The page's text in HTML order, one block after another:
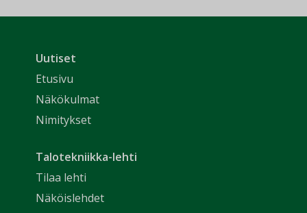
Uutiset
Etusivu
Näkökulmat
Nimitykset
Talotekniikka-lehti
Tilaa lehti
Näköislehdet